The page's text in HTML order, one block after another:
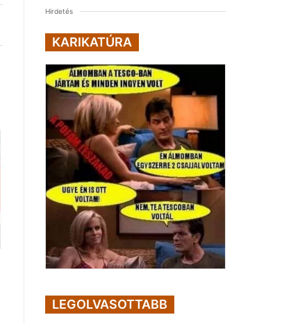
Hirdetés
KARIKATÚRA
LEGOLVASOTTABB